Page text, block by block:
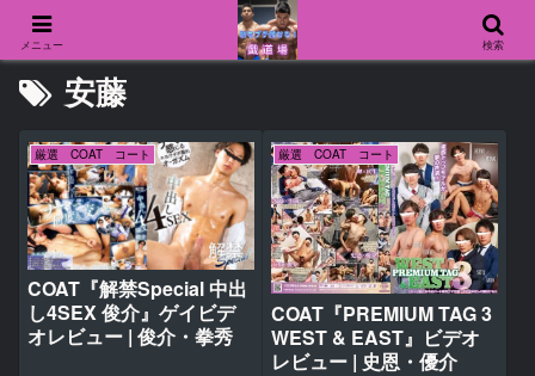
安藤
厳選 COAT コート
COAT『解禁Special 中出
し4SEX 俊介』ゲイビデ
オレビュー | 俊介・拳秀
厳選 COAT コート
COAT『PREMIUM TAG 3
WEST & EAST』ビデオ
レビュー | 史恩・優介
メニュー 検索